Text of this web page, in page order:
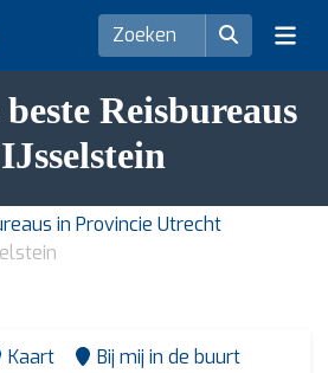
Reisbureaus
in Provincie Utrecht
Kaart Bij mij in de buurt